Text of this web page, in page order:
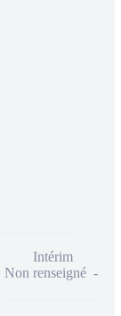
Intérim
Non renseigné